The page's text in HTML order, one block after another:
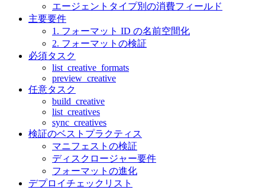
エージェントタイプ別の消費フィールド
主要要件
1. フォーマット ID の名前空間化
2. フォーマットの検証
必須タスク
list_creative_formats
preview_creative
任意タスク
build_creative
list_creatives
sync_creatives
検証のベストプラクティス
マニフェストの検証
ディスクロージャー要件
フォーマットの進化
デプロイチェックリスト